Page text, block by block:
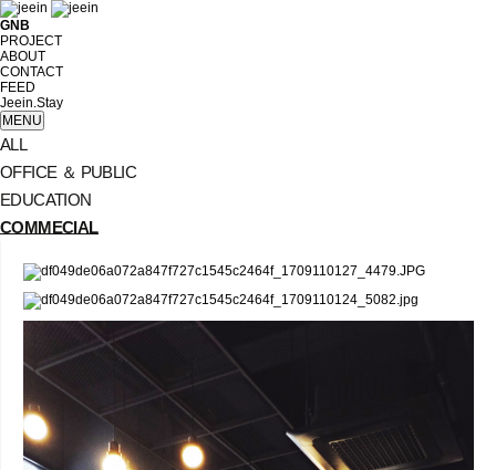
GNB
PROJECT
ABOUT
CONTACT
FEED
Jeein.Stay
MENU
ALL
OFFICE ＆ PUBLIC
EDUCATION
COMMECIAL